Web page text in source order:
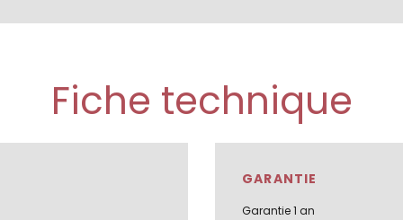
Fiche technique
GARANTIE
Garantie 1 an